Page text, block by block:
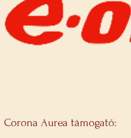
Corona Aurea támogató: